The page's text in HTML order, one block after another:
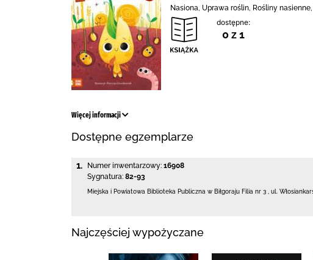
Nasiona, Uprawa roślin, Rośliny
dostępne:
0 z 1
Więcej informacji
Dostępne egzemplarze
1. Numer inwentarzowy: 16908
Sygnatura: 82-93
Miejska i Powiatowa Biblioteka Publiczna w Biłgoraju Filia nr 3 ul.
Najczęściej wypożyczane